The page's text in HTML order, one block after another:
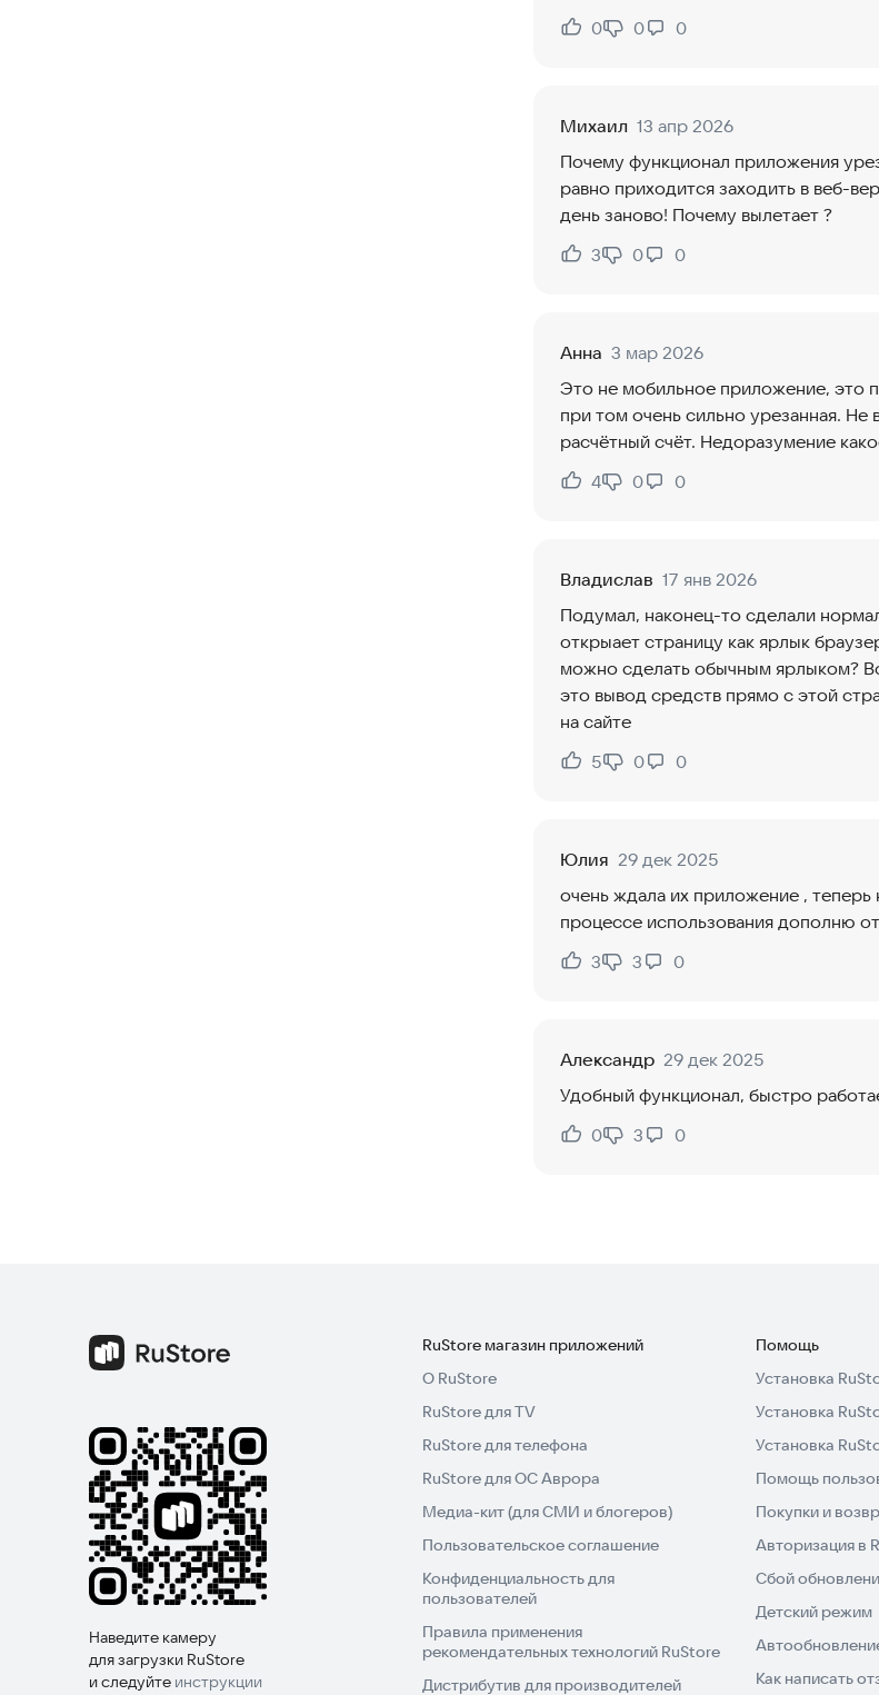
Нравится:
0
Не нравится:
0 0
Михаил 13 апр 2026
Почему функционал приложения
равно приходится заходить в веб-
день заново! Почему вылетает ?
Нравится:
3
Не нравится:
0 0
Анна 3 мар 2026
Это не мобильное приложение, это
при том очень сильно урезанная.
расчётный счёт. Недоразумение
Нравится:
4
Не нравится:
0 0
Владислав 17 янв 2026
Подумал, наконец-то сделали
открыает страницу как ярлык
можно сделать обычным ярлыком?
это вывод средств прямо с этой
на сайте
Нравится:
5
Не нравится:
0 0
Юлия 29 дек 2025
очень ждала их приложение ,
процессе использования дополню
Нравится:
3
Не нравится:
3 0
Александр 29 дек 2025
Удобный функционал, быстро
Нравится:
0
Не нравится:
3 0
Наведите камеру
для загрузки RuStore
и следуйте инструкции
RuStore магазин приложений
О RuStore
RuStore для TV
RuStore для телефона
RuStore для ОС Аврора
Медиа-кит (для СМИ и блогеров)
Пользовательское соглашение
Конфиденциальность для
пользователей
Правила применения
рекомендательных технологий RuStore
Дистрибутив для производителей
Помощь
Установка
Установка
Установка
Помощь
Покупки и
Авторизация в
Сбой
Детский режим
Как написать